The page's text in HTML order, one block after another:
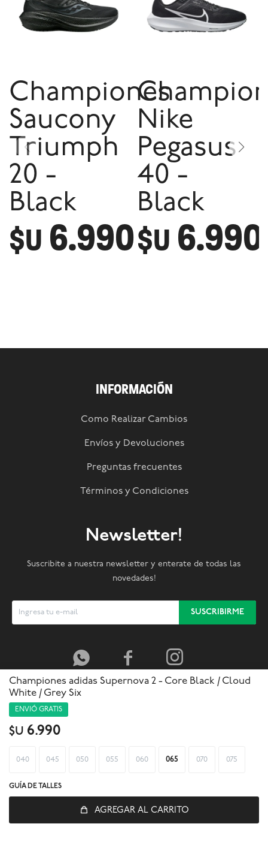
Championes adidas Supernova 2 - Core Black / Cloud
White / Grey Six
ENVIÓ GRATIS
$U 6.990
040 045 050 055 060 065 070 075
GUÍA DE TALLES
AGREGAR AL CARRITO
Championes
Saucony
Triumph
20 -
Black
$U 6.990
Nike
Pegasus
40 -
Black
$U 6.990
INFORMACIÓN
Como Realizar Cambios
Envíos y Devoluciones
Preguntas frecuentes
Términos y Condiciones
Newsletter!
Suscribite a nuestra newsletter y enterate de todas las
novedades!
SUSCRIBIRME
  